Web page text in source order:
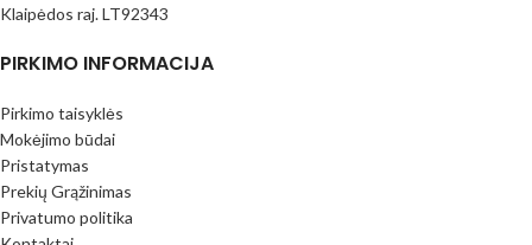
Klaipėdos raj. LT92343
PIRKIMO INFORMACIJA
Pirkimo taisyklės
Mokėjimo būdai
Pristatymas
Prekių Grąžinimas
Privatumo politika